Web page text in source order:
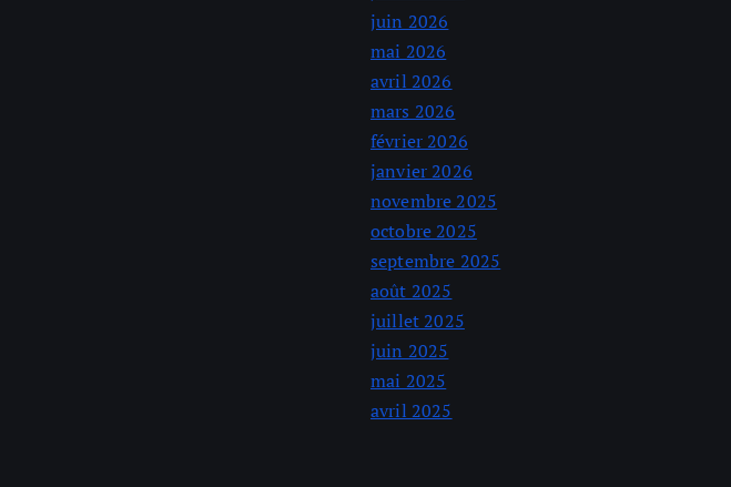
juin 2026
mai 2026
avril 2026
mars 2026
février 2026
janvier 2026
novembre 2025
octobre 2025
septembre 2025
août 2025
juillet 2025
juin 2025
mai 2025
avril 2025